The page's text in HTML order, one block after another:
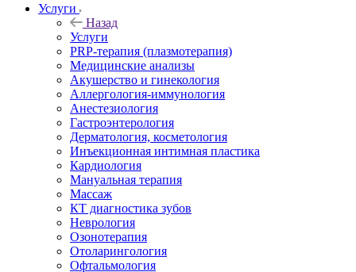
Услуги
Назад
Услуги
PRP-терапия (плазмотерапия)
Медицинские анализы
Акушерство и гинекология
Аллергология-иммунология
Анестезиология
Гастроэнтерология
Дерматология, косметология
Инъекционная интимная пластика
Кардиология
Мануальная терапия
Массаж
КТ диагностика зубов
Неврология
Озонотерапия
Отоларингология
Офтальмология